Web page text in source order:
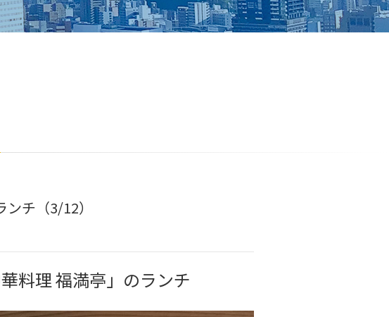
チ（3/12）
料理 福満亭」のランチ